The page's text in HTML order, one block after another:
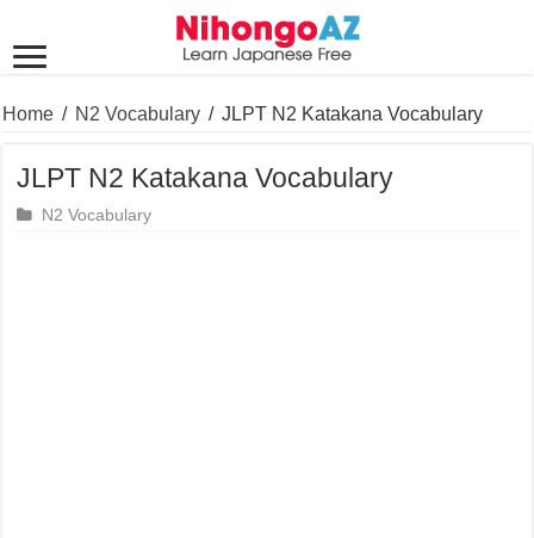
Home / N2 Vocabulary / JLPT N2 Katakana Vocabulary
JLPT N2 Katakana Vocabulary
N2 Vocabulary